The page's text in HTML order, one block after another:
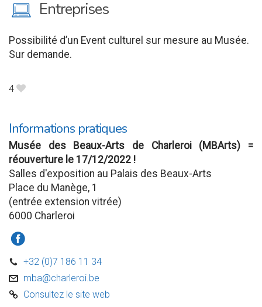
M Entreprises
Possibilité d’un Event culturel sur mesure au Musée.
Sur demande.
4 B
Informations pratiques
Musée des Beaux-Arts de Charleroi (MBArts) =
réouverture le 17/12/2022 !
Salles d'exposition au Palais des Beaux-Arts
Place du Manège, 1
(entrée extension vitrée)
6000 Charleroi
a
D +32 (0)7 186 11 34
v mba@charleroi.be
C Consultez le site web